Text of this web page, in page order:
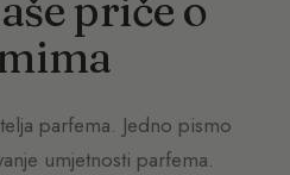
parfema. Jedno pismo
umjetnosti parfema.